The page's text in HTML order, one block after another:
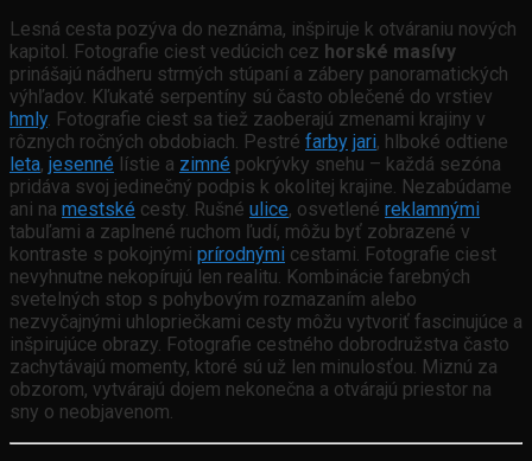
Lesná cesta pozýva do neznáma, inšpiruje k otváraniu nových
kapitol. Fotografie ciest vedúcich cez horské masívy
prinášajú nádheru strmých stúpaní a zábery panoramatických
výhľadov. Kľukaté serpentíny sú často oblečené do vrstiev
hmly. Fotografie ciest sa tiež zaoberajú zmenami krajiny v
rôznych ročných obdobiach. Pestré farby jari, hlboké odtiene
leta, jesenné lístie a zimné pokrývky snehu – každá sezóna
pridáva svoj jedinečný podpis k okolitej krajine. Nezabúdame
ani na mestské cesty. Rušné ulice, osvetlené reklamnými
tabuľami a zaplnené ruchom ľudí, môžu byť zobrazené v
kontraste s pokojnými prírodnými cestami. Fotografie ciest
nevyhnutne nekopírujú len realitu. Kombinácie farebných
svetelných stop s pohybovým rozmazaním alebo
nezvyčajnými uhlopriečkami cesty môžu vytvoriť fascinujúce a
inšpirujúce obrazy. Fotografie cestného dobrodružstva často
zachytávajú momenty, ktoré sú už len minulosťou. Miznú za
obzorom, vytvárajú dojem nekonečna a otvárajú priestor na
sny o neobjavenom.